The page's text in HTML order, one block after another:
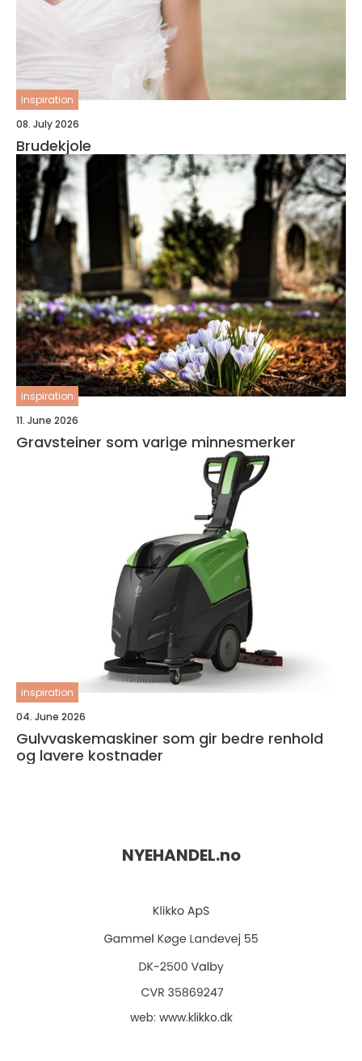
inspiration
08. July 2026
Brudekjole
inspiration
11. June 2026
Gravsteiner som varige minnesmerker
inspiration
04. June 2026
Gulvvaskemaskiner som gir bedre renhold
og lavere kostnader
NYEHANDEL.no
web: www.klikko.dk